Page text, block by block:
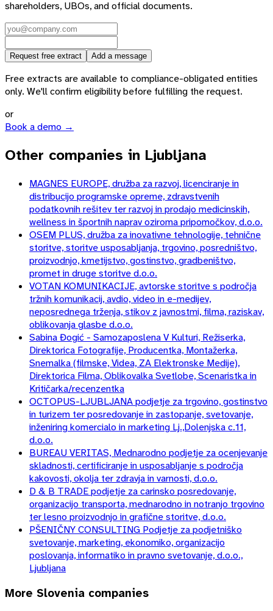
shareholders, UBOs, and official documents.
Request free extract Add a message
Free extracts are available to compliance-obligated entities
only. We'll confirm eligibility before fulfilling the request.
or
Book a demo →
Other companies in Ljubljana
MAGNES EUROPE, družba za razvoj, licenciranje in
distribucijo programske opreme, zdravstvenih
podatkovnih rešitev ter razvoj in prodajo medicinskih,
wellness in športnih naprav oziroma pripomočkov, d.o.o.
OSEM PLUS, družba za inovativne tehnologije, tehnične
storitve, storitve usposabljanja, trgovino, posredništvo,
proizvodnjo, kmetijstvo, gostinstvo, gradbeništvo,
promet in druge storitve d.o.o.
VOTAN KOMUNIKACIJE, avtorske storitve s področja
tržnih komunikacij, avdio, video in e-medijev,
neposrednega trženja, stikov z javnostmi, filma, raziskav,
oblikovanja glasbe d.o.o.
Sabina Đogić - Samozaposlena V Kulturi, Režiserka,
Direktorica Fotografije, Producentka, Montažerka,
Snemalka (filmske, Videa, ZA Elektronske Medije),
Direktorica Filma, Oblikovalka Svetlobe, Scenaristka in
Kritičarka/recenzentka
OCTOPUS-LJUBLJANA podjetje za trgovino, gostinstvo
in turizem ter posredovanje in zastopanje, svetovanje,
inženiring komercialo in marketing Lj.,Dolenjska c.11,
d.o.o.
BUREAU VERITAS, Mednarodno podjetje za ocenjevanje
skladnosti, certificiranje in usposabljanje s področja
kakovosti, okolja ter zdravja in varnosti, d.o.o.
D & B TRADE podjetje za carinsko posredovanje,
organizacijo transporta, mednarodno in notranjo trgovino
ter lesno proizvodnjo in grafične storitve, d.o.o.
PŠENIČNY CONSULTING Podjetje za podjetniško
svetovanje, marketing, ekonomiko, organizacijo
poslovanja, informatiko in pravno svetovanje, d.o.o.,
Ljubljana
More Slovenia companies